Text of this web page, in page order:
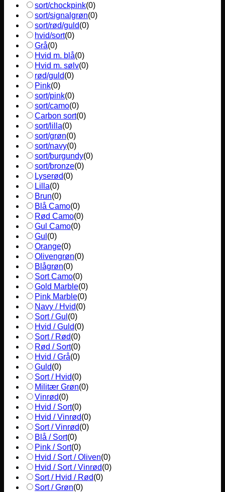
sort/chockpink(0)
sort/signalgrøn(0)
sort/rød/guld(0)
hvid/sort(0)
Grå(0)
Hvid m. blå(0)
Hvid m. sølv(0)
rød/guld(0)
Pink(0)
sort/pink(0)
sort/camo(0)
Carbon sort(0)
sort/lilla(0)
sort/grøn(0)
sort/navy(0)
sort/burgundy(0)
sort/bronze(0)
Lyserød(0)
Lilla(0)
Brun(0)
Blå Camo(0)
Rød Camo(0)
Gul Camo(0)
Gul (0)
Orange(0)
Olivengrøn(0)
Blågrøn(0)
Sort Camo(0)
Gold Marble(0)
Pink Marble(0)
Navy / Hvid(0)
Sort / Gul (0)
Hvid / Guld(0)
Sort / Rød(0)
Rød / Sort(0)
Hvid / Grå(0)
Guld(0)
Sort / Hvid(0)
Militær Grøn(0)
Vinrød(0)
Hvid / Sort(0)
Hvid / Vinrød(0)
Sort / Vinrød(0)
Blå / Sort(0)
Pink / Sort(0)
Hvid / Sort / Oliven(0)
Hvid / Sort / Vinrød(0)
Sort / Hvid / Rød(0)
Sort / Grøn(0)